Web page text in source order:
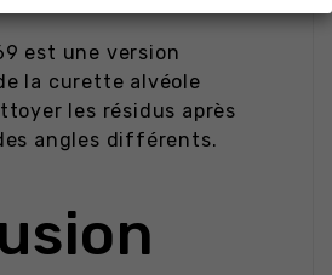
est une version
la curette alvéole
les résidus après
angles différents.